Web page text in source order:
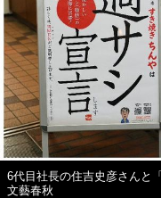
6代目社長の住吉史彦さんと
文藝春秋